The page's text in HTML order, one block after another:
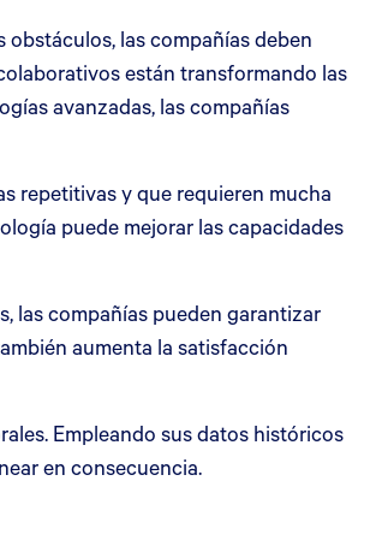
las compañías deben
están transformando las
avanzadas, las compañías
repetitivas y que requieren mucha
puede mejorar las capacidades
las compañías pueden garantizar
aumenta la satisfacción
Empleando sus datos históricos
en consecuencia.